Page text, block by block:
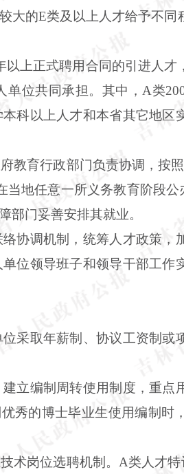
大的E类及以上人才给予不
上正式聘用合同的引进人
位共同承担。其中，A类
科以上人才和本省其它地区
教育行政部门负责协调，按
地任意一所义务教育阶段公
部门妥善安排其就业。
协调机制，统筹人才政策，
位领导班子和领导干部工作
采取年薪制、协议工资制或
立编制周转使用制度，重点
秀的博士毕业生使用编制时
术岗位选聘机制。A类人才